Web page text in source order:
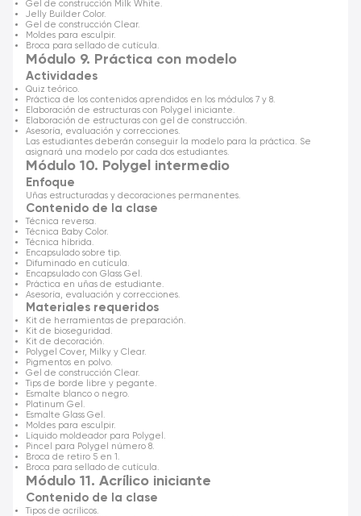
Gel de construcción Milk White.
Jelly Builder Color.
Gel de construcción Clear.
Moldes para esculpir.
Broca para sellado de cutícula.
Módulo 9. Práctica con modelo
Actividades
Quiz teórico.
Práctica de los contenidos aprendidos en los módulos 7 y 8.
Elaboración de estructuras con Polygel iniciante.
Elaboración de estructuras con gel de construcción.
Asesoría, evaluación y correcciones.
Las estudiantes deberán conseguir la modelo para la práctica. Se
asignará una modelo por cada dos estudiantes.
Módulo 10. Polygel intermedio
Enfoque
Uñas estructuradas y decoraciones permanentes.
Contenido de la clase
Técnica reversa.
Técnica Baby Color.
Técnica híbrida.
Encapsulado sobre tip.
Difuminado en cutícula.
Encapsulado con Glass Gel.
Práctica en uñas de estudiante.
Asesoría, evaluación y correcciones.
Materiales requeridos
Kit de herramientas de preparación.
Kit de bioseguridad.
Kit de decoración.
Polygel Cover, Milky y Clear.
Pigmentos en polvo.
Gel de construcción Clear.
Tips de borde libre y pegante.
Esmalte blanco o negro.
Platinum Gel.
Esmalte Glass Gel.
Moldes para esculpir.
Líquido moldeador para Polygel.
Pincel para Polygel número 8.
Broca de retiro 5 en 1.
Broca para sellado de cutícula.
Módulo 11. Acrílico iniciante
Contenido de la clase
Tipos de acrílicos.